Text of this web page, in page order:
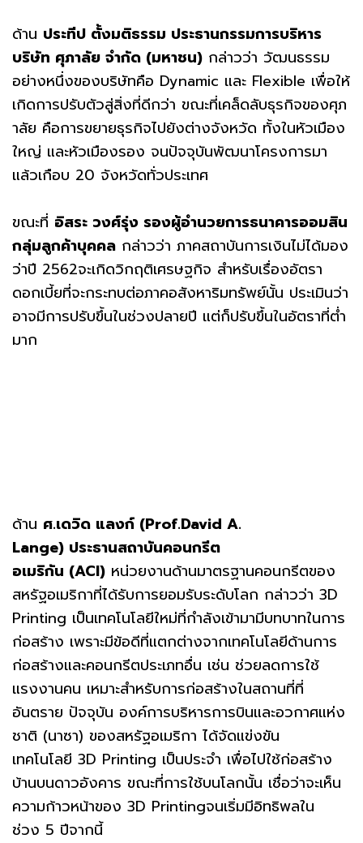
ด้าน ประทีป ตั้งมติธรรม ประธานกรรมการบริหาร
บริษัท ศุภาลัย จำกัด (มหาชน) กล่าวว่า วัฒนธรรม
อย่างหนึ่งของบริษัทคือ Dynamic และ Flexible เพื่อให้
เกิดการปรับตัวสู่สิ่งที่ดีกว่า ขณะที่เคล็ดลับธุรกิจของศุภ
าลัย คือการขยายธุรกิจไปยังต่างจังหวัด ทั้งในหัวเมือง
ใหญ่ และหัวเมืองรอง จนปัจจุบันพัฒนาโครงการมา
แล้วเกือบ 20 จังหวัดทั่วประเทศ
ขณะที่ อิสระ วงศ์รุ่ง รองผู้อำนวยการธนาคารออมสิน
กลุ่มลูกค้าบุคคล กล่าวว่า ภาคสถาบันการเงินไม่ได้มอง
ว่าปี 2562จะเกิดวิกฤติเศรษฐกิจ สำหรับเรื่องอัตรา
ดอกเบี้ยที่จะกระทบต่อภาคอสังหาริมทรัพย์นั้น ประเมินว่า
อาจมีการปรับขึ้นในช่วงปลายปี แต่ก็ปรับขึ้นในอัตราที่ต่ำ
มาก
ด้าน ศ.เดวิด แลงก์ (Prof.David A.
Lange) ประธานสถาบันคอนกรีต
อเมริกัน (ACI) หน่วยงานด้านมาตรฐานคอนกรีตของ
สหรัฐอเมริกาที่ได้รับการยอมรับระดับโลก กล่าวว่า 3D
Printing เป็นเทคโนโลยีใหม่ที่กำลังเข้ามามีบทบาทในการ
ก่อสร้าง เพราะมีข้อดีที่แตกต่างจากเทคโนโลยีด้านการ
ก่อสร้างและคอนกรีตประเภทอื่น เช่น ช่วยลดการใช้
แรงงานคน เหมาะสำหรับการก่อสร้างในสถานที่ที่
อันตราย ปัจจุบัน องค์การบริหารการบินและอวกาศแห่ง
ชาติ (นาซา) ของสหรัฐอเมริกา ได้จัดแข่งขัน
เทคโนโลยี 3D Printing เป็นประจำ เพื่อไปใช้ก่อสร้าง
บ้านบนดาวอังคาร ขณะที่การใช้บนโลกนั้น เชื่อว่าจะเห็น
ความก้าวหน้าของ 3D Printingจนเริ่มมีอิทธิพลใน
ช่วง 5 ปีจากนี้